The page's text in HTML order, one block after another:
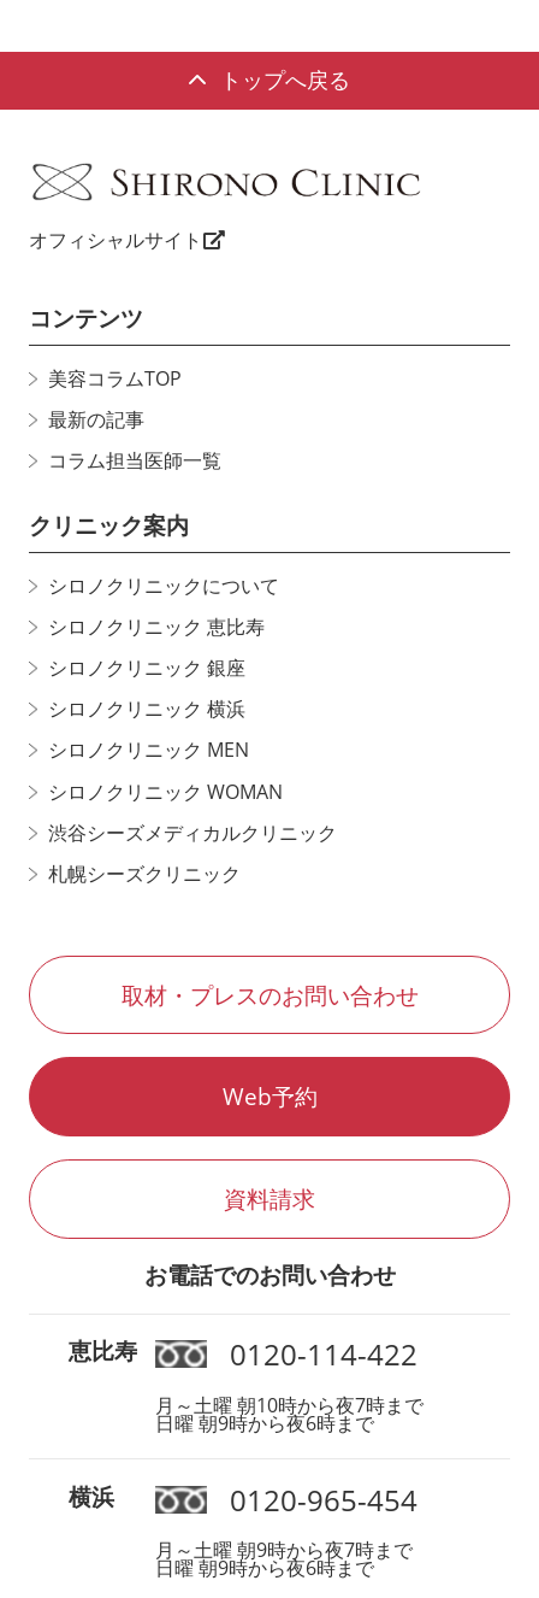
トップへ戻る
オフィシャルサイト
コンテンツ
美容コラムTOP
最新の記事
コラム担当医師一覧
クリニック案内
シロノクリニックについて
シロノクリニック 恵比寿
シロノクリニック 銀座
シロノクリニック 横浜
シロノクリニック MEN
シロノクリニック WOMAN
渋谷シーズメディカルクリニック
札幌シーズクリニック
取材・プレスのお問い合わせ
Web予約
資料請求
お電話でのお問い合わせ
恵比寿 0120-114-422
月～土曜 朝10時から夜7時まで
日曜 朝9時から夜6時まで
横浜 0120-965-454
月～土曜 朝9時から夜7時まで
日曜 朝9時から夜6時まで